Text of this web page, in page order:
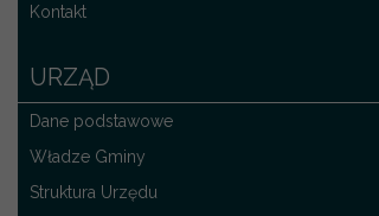
Kontakt
URZĄD
Dane podstawowe
Władze Gminy
Struktura Urzędu